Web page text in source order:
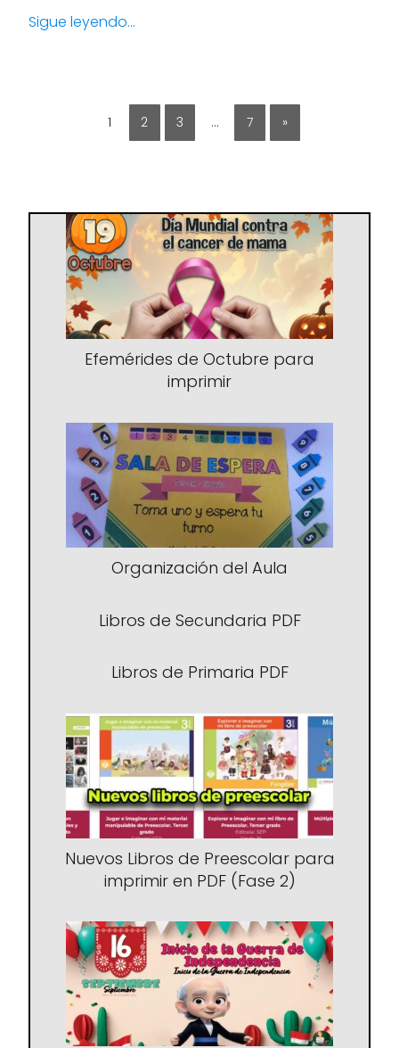
Sigue leyendo...
1 2 3 … 7 »
Efemérides de Octubre para
imprimir
Organización del Aula
Libros de Secundaria PDF
Libros de Primaria PDF
Nuevos Libros de Preescolar para
imprimir en PDF (Fase 2)